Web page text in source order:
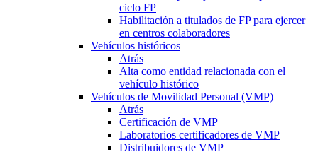
ciclo FP
Habilitación a titulados de FP para ejercer
en centros colaboradores
Vehículos históricos
Atrás
Alta como entidad relacionada con el
vehículo histórico
Vehículos de Movilidad Personal (VMP)
Atrás
Certificación de VMP
Laboratorios certificadores de VMP
Distribuidores de VMP